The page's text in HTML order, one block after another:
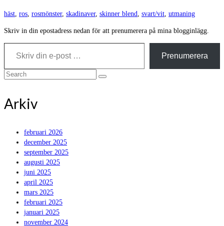
häst, ros, rosmönster, skadinaver, skinner blend, svart/vit, utmaning
Skriv in din epostadress nedan för att prenumerera på mina blogginlägg.
Skriv din e-post …
Prenumerera
Search
Arkiv
februari 2026
december 2025
september 2025
augusti 2025
juni 2025
april 2025
mars 2025
februari 2025
januari 2025
november 2024